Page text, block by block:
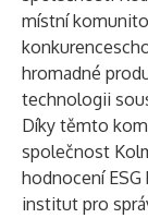
místní
hromadné
technologii
Díky těmto
společnost
hodnocení
institut pro